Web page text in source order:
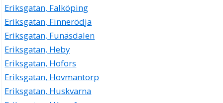
Eriksgatan, Falköping
Eriksgatan, Finnerödja
Eriksgatan, Funäsdalen
Eriksgatan, Heby
Eriksgatan, Hofors
Eriksgatan, Hovmantorp
Eriksgatan, Huskvarna